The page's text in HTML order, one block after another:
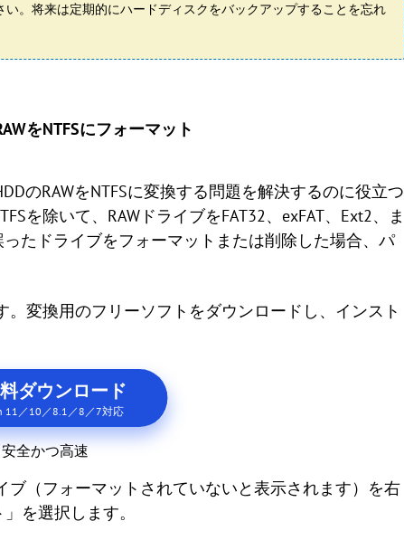
。将来は定期的にハードディスクをバックアップすることを忘れ
をNTFSにフォーマット
のRAWをNTFSに変換する問題を解決するのに役立つ
を除いて、RAWドライブをFAT32、exFAT、Ext2、ま
たドライブをフォーマットまたは削除した場合、パ
。変換用のフリーソフトをダウンロードし、インスト
ダウンロード
11／10／8.1／8／7対応
安全かつ高速
ブ（フォーマットされていないと表示されます）を右
を選択します。